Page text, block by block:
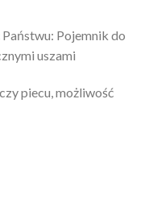
Pojemnik do
uszami
piecu, możliwość